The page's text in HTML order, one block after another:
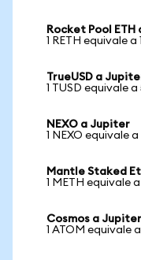
Rocket Pool
1 RETH equivale a
TrueUSD a
1 TUSD equivale
NEXO a Jupiter
1 NEXO equivale
Mantle Staked
1 METH equivale
Cosmos a Jupiter
1 ATOM equivale